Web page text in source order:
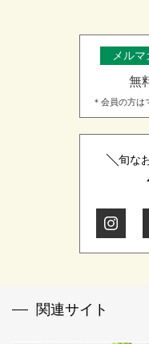
メル
無
＊会員の方
旬な
関連サイト